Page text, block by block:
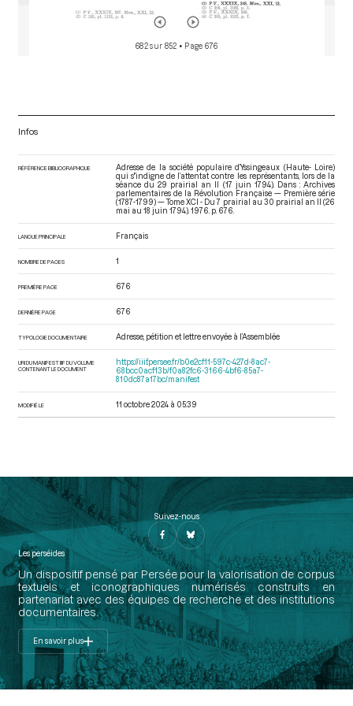
682 sur 852 • Page 676
Infos
RÉFÉRENCE BIBLIOGRAPHIQUE
Adresse de la société populaire d’Yssingeaux (Haute- Loire)
qui s'’indigne de l’attentat contre les représentants, lors de la
séance du 29 prairial an II (17 juin 1794). Dans : Archives
parlementaires de la Révolution Française — Première série
(1787-1799) — Tome XCI - Du 7 prairial au 30 prairial an II (26
mai au 18 juin 1794) . 1976. p. 676.
LANGUE PRINCIPALE Français
NOMBRE DE PAGES 1
PREMIÈRE PAGE 676
DERNIÈRE PAGE 676
TYPOLOGIE DOCUMENTAIRE Adresse, pétition et lettre envoyée à l’Assemblée
URI DU MANIFEST IIIF DU VOLUME
CONTENANT LE DOCUMENT
https://iiif.persee.fr/b0e2cf11-597c-427d-8ac7-
68bcc0acf13b/f0a82fc6-3166-4bf6-85a7-
810dc87a17bc/manifest
MODIFIÉ LE 11 octobre 2024 à 05:39
Suivez-nous
Les perséides
Un dispositif pensé par Persée pour la valorisation de corpus
textuels et iconographiques numérisés construits en
partenariat avec des équipes de recherche et des institutions
documentaires.
En savoir plus